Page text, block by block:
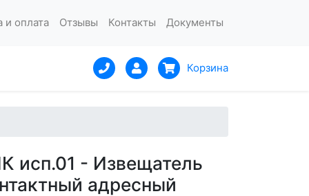
и оплата Отзывы Контакты Документы
Корзина
исп.01 - Извещатель
адресный